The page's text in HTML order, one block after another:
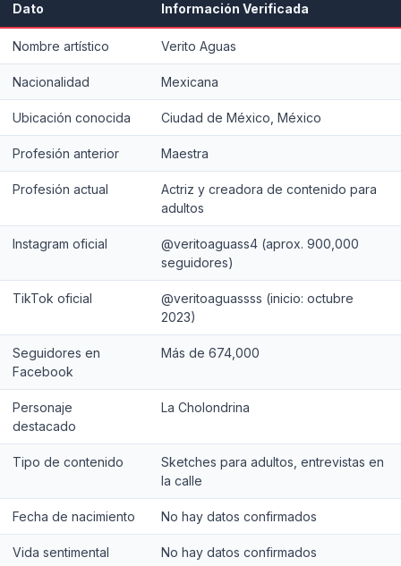
Dato Información Verificada
Nombre artístico Verito Aguas
Nacionalidad Mexicana
Ubicación conocida Ciudad de México, México
Profesión anterior Maestra
Profesión actual
Actriz y creadora de contenido para
adultos
Instagram oficial
@veritoaguass4 (aprox. 900,000
seguidores)
TikTok oficial
@veritoaguassss (inicio: octubre
2023)
Seguidores en
Facebook
Más de 674,000
Personaje
destacado
La Cholondrina
Tipo de contenido
Sketches para adultos, entrevistas en
la calle
Fecha de nacimiento No hay datos confirmados
Vida sentimental No hay datos confirmados